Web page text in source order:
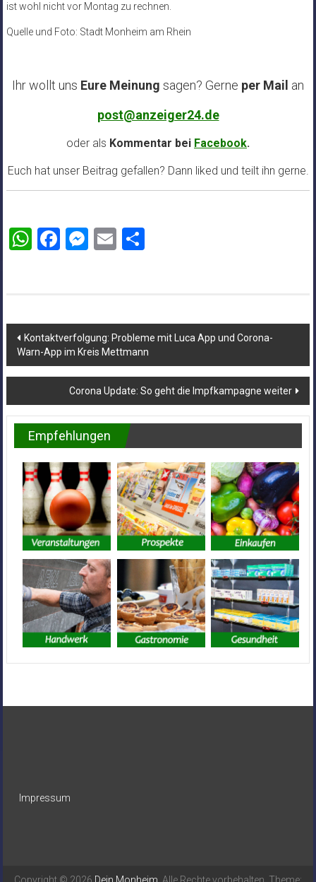
ist wohl nicht vor Montag zu rechnen.
Quelle und Foto: Stadt Monheim am Rhein
Ihr wollt uns Eure Meinung sagen? Gerne per Mail an
post@anzeiger24.de
oder als Kommentar bei Facebook.
Euch hat unser Beitrag gefallen? Dann liked und teilt ihn gerne.
WhatsApp
Facebook
Messenger
EmailTeilen
Beitragsnavigation
Kontaktverfolgung: Probleme mit Luca App und Corona-
Warn-App im Kreis Mettmann
Corona Update: So geht die Impfkampagne weiter
Empfehlungen
Impressum